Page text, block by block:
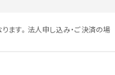
ます。法人申し込み・ご決済の場